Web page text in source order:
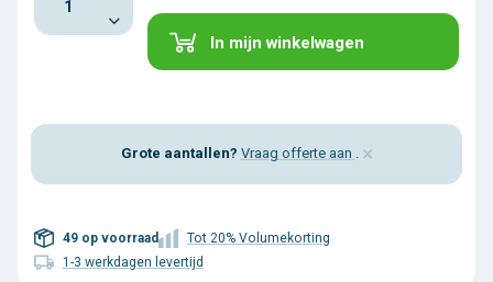
In mijn winkelwagen
Grote aantallen? Vraag offerte aan . ×
49 op voorraad
Tot 20% Volumekorting
1-3 werkdagen levertijd